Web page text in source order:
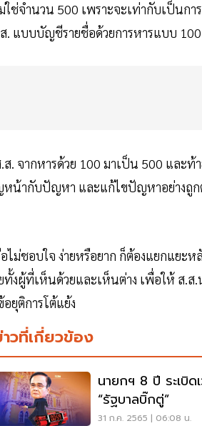
ช่จำนวน 500 เพราะจะเท่ากับเป็นก
แบบบัญชีรายชื่อด้วยการหารแบบ
. จากหารด้วย 100 มาเป็น 500 และ
น้ากับปัญหา และแก้ไขปัญหาอย่างถูก
ไม่ชอบใจ ง่ายหรือยาก ก็ต้องแยกแยะ
งผู้ที่เห็นด้วยและเห็นต่าง เพื่อให้ ส.
ยุติการโต้แย้ง
วที่เกี่ยวข้อง
นายกฯ 8 ปี ระเบิด
“รัฐบาลบิ๊กตู่”
31 ก.ค. 2565 | 06:08 น.